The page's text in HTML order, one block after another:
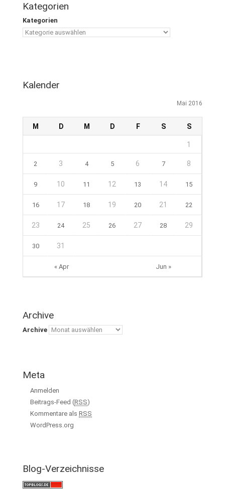
Kategorien
Kategorien
Kalender
Mai 2016
M D M D F S S
« Apr Jun »
1
2 3 4 5 6 7 8
9 10 11 12 13 14 15
16 17 18 19 20 21 22
23 24 25 26 27 28 29
30 31
Archive
Archive
Meta
Anmelden
Beitrags-Feed (RSS)
Kommentare als RSS
WordPress.org
Blog-Verzeichnisse